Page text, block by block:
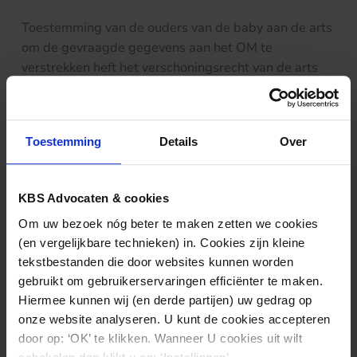
Toestemming Details Over
KBS Advocaten & cookies
Om uw bezoek nóg beter te maken zetten we cookies
(en vergelijkbare technieken) in. Cookies zijn kleine
tekstbestanden die door websites kunnen worden
gebruikt om gebruikerservaringen efficiënter te maken.
Hiermee kunnen wij (en derde partijen) uw gedrag op
onze website analyseren. U kunt de cookies accepteren
door op: ‘OK’ te klikken. Wanneer U cookies uit wilt
Toestemming van de ouders van de baby aan de arts
om de gevraagde gegevens aan het OM te
verstrekken heft het verschoningsrecht van de arts
niet op. Het verschoningsrecht van de arts dient het
algemene maatschappelijke belang dat men zich
arts kan wenden en niet het individuele belang van
degenen die van zijn hulp gebruik maken.
bij zijn afweging of hij de gevraagde medische
gegevens zal verstrekken, maar die toestemming
behoeft de arts niet te verhinderen dat hij uiteindelijk
tot de beslissing komt dat zijn verschoningsrecht aan
het verstrekken van die gegevens in de weg staat.
Het LUMC en de artsen wilden de medische
gegevens wel eerst aan de patholoog-anatoom